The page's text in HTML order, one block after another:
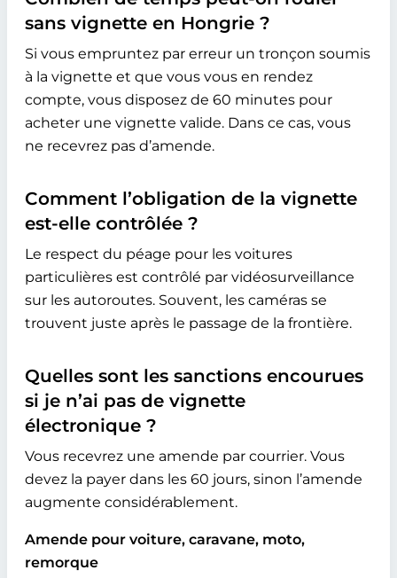
sans vignette en Hongrie ?
Si vous empruntez par erreur un tronçon soumis
à la vignette et que vous vous en rendez
compte, vous disposez de 60 minutes pour
acheter une vignette valide. Dans ce cas, vous
ne recevrez pas d’amende.
Comment l’obligation de la vignette
est-elle contrôlée ?
Le respect du péage pour les voitures
particulières est contrôlé par vidéosurveillance
sur les autoroutes. Souvent, les caméras se
trouvent juste après le passage de la frontière.
Quelles sont les sanctions encourues
si je n’ai pas de vignette
électronique ?
Vous recevrez une amende par courrier. Vous
devez la payer dans les 60 jours, sinon l’amende
augmente considérablement.
Amende pour voiture, caravane, moto,
remorque